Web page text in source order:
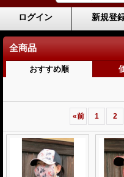
ログイン 新規登
全商品
おすすめ順
«前 1 2